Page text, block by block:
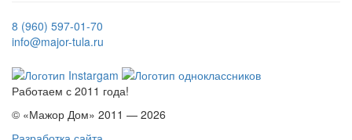
8 (960) 597-01-70
info@major-tula.ru
Работаем с 2011 года!
© «Мажор Дом» 2011 — 2026